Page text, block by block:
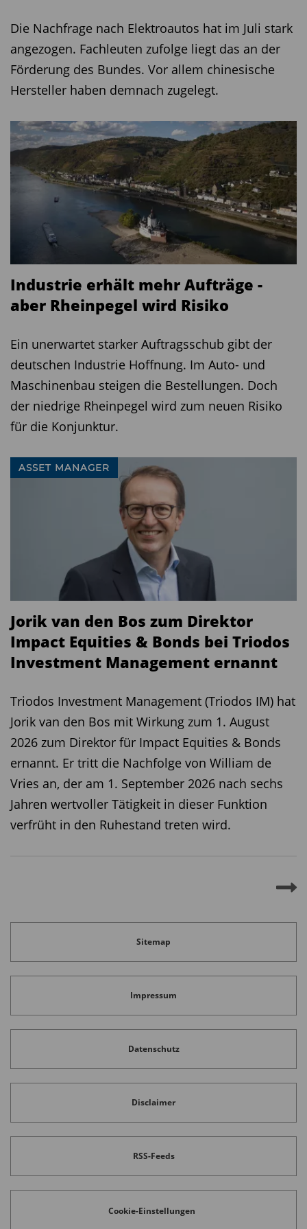
Die Nachfrage nach Elektroautos hat im Juli stark
angezogen. Fachleuten zufolge liegt das an der
Förderung des Bundes. Vor allem chinesische
Hersteller haben demnach zugelegt.
Industrie erhält mehr Aufträge -
aber Rheinpegel wird Risiko
Ein unerwartet starker Auftragsschub gibt der
deutschen Industrie Hoffnung. Im Auto- und
Maschinenbau steigen die Bestellungen. Doch
der niedrige Rheinpegel wird zum neuen Risiko
für die Konjunktur.
ASSET MANAGER
Jorik van den Bos zum Direktor
Impact Equities & Bonds bei Triodos
Investment Management ernannt
Triodos Investment Management (Triodos IM) hat
Jorik van den Bos mit Wirkung zum 1. August
2026 zum Direktor für Impact Equities & Bonds
ernannt. Er tritt die Nachfolge von William de
Vries an, der am 1. September 2026 nach sechs
Jahren wertvoller Tätigkeit in dieser Funktion
verfrüht in den Ruhestand treten wird.
Sitemap
Impressum
Datenschutz
Disclaimer
RSS-Feeds
Cookie-Einstellungen